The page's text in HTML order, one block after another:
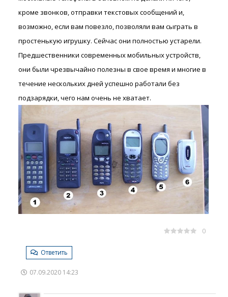
кроме звонков, отправки текстовых сообщений и,
возможно, если вам повезло, позволяли вам сыграть в
простенькую игрушку. Сейчас они полностью устарели.
Предшественники современных мобильных устройств,
они были чрезвычайно полезны в свое время и многие в
течение нескольких дней успешно работали без
подзарядки, чего нам очень не хватает.
0
Ответить
07.09.2020 14:23